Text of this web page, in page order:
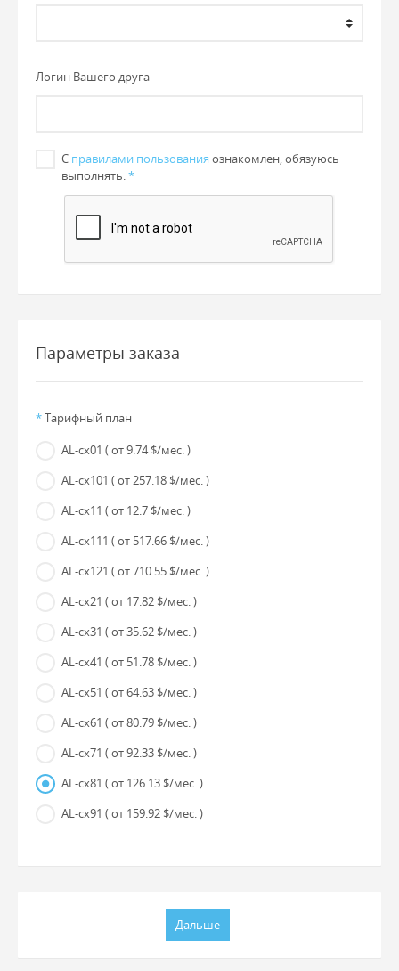
Логин Вашего друга
С правилами пользования ознакомлен, обязуюсь
выполнять.*
Параметры заказа
*Тарифный план
AL-cx01 ( от 9.74 $/мес. )
AL-cx101 ( от 257.18 $/мес. )
AL-cx11 ( от 12.7 $/мес. )
AL-cx111 ( от 517.66 $/мес. )
AL-cx121 ( от 710.55 $/мес. )
AL-cx21 ( от 17.82 $/мес. )
AL-cx31 ( от 35.62 $/мес. )
AL-cx41 ( от 51.78 $/мес. )
AL-cx51 ( от 64.63 $/мес. )
AL-cx61 ( от 80.79 $/мес. )
AL-cx71 ( от 92.33 $/мес. )
AL-cx81 ( от 126.13 $/мес. )
AL-cx91 ( от 159.92 $/мес. )